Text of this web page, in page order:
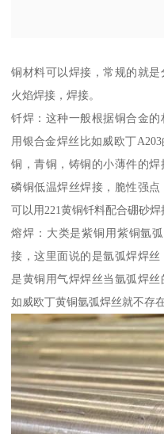
铜材料可以焊接，常规的就
火焰焊接，焊接。
钎焊：这种一般根据铜合金
用银合金焊丝比如威欧丁
铜，青铜，铸铜的小薄件的
磷铜低温焊丝焊接，脆性强
可以用221黄铜钎料配合硼砂焊
熔焊：大类是紫铜用紫铜氩
接，这里面说的是氩弧焊焊
是黄铜用气焊焊丝当氩弧焊
如威欧丁黄铜氩弧焊丝就不存